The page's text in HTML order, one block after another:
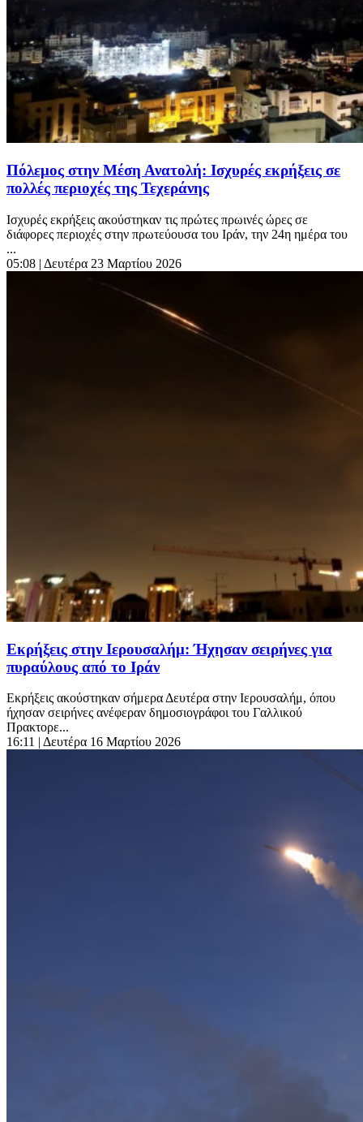
Πόλεμος στην Μέση Ανατολή: Ισχυρές εκρήξεις σε
πολλές περιοχές της Τεχεράνης
Ισχυρές εκρήξεις ακούστηκαν τις πρώτες πρωινές ώρες σε
διάφορες περιοχές στην πρωτεύουσα του Ιράν, την 24η ημέρα του
...
05:08 | Δευτέρα 23 Μαρτίου 2026
Εκρήξεις στην Ιερουσαλήμ: Ήχησαν σειρήνες για
πυραύλους από το Ιράν
Εκρήξεις ακούστηκαν σήμερα Δευτέρα στην Ιερουσαλήμ, όπου
ήχησαν σειρήνες ανέφεραν δημοσιογράφοι του Γαλλικού
Πρακτορε...
16:11 | Δευτέρα 16 Μαρτίου 2026